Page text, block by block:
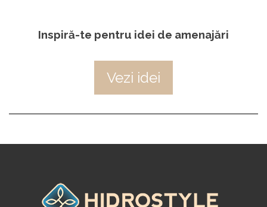
Inspiră-te pentru idei de amenajări
Vezi idei